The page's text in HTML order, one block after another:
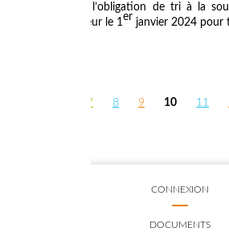
perspective de l’obligation de tri à la
entrera en vigueur le 1 er janvier 2024 pour
7 8 9 10 11
CONNEXION
DOCUMENTS